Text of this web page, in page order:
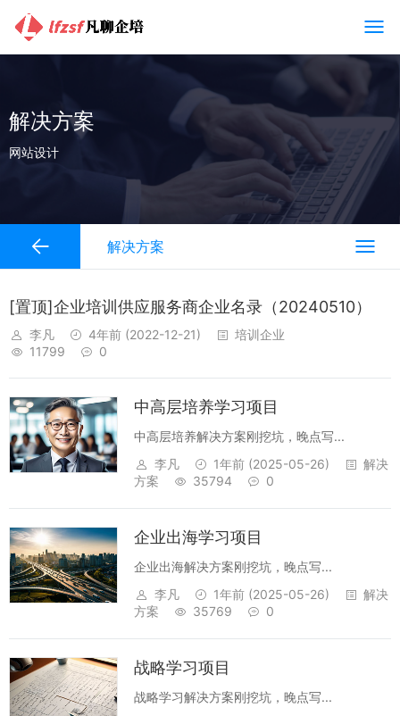
解决方案
网站设计
解决方案
[置顶]企业培训供应服务商企业名录（20240510）
李凡 4年前 (2022-12-21)
培训企业
11799
0
中高层培养学习项目
中高层培养解决方案刚挖坑，晚点写...
李凡
1年前 (2025-05-26)
解决
方案
35794 0
企业出海学习项目
企业出海解决方案刚挖坑，晚点写...
李凡
1年前 (2025-05-26)
解决
方案
35769 0
战略学习项目
战略学习解决方案刚挖坑，晚点写...